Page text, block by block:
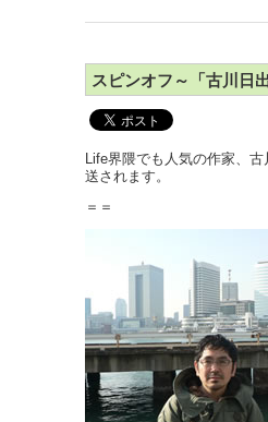
スピンオフ～「古川日
Life界隈でも人気の作家、
送されます。
＝＝